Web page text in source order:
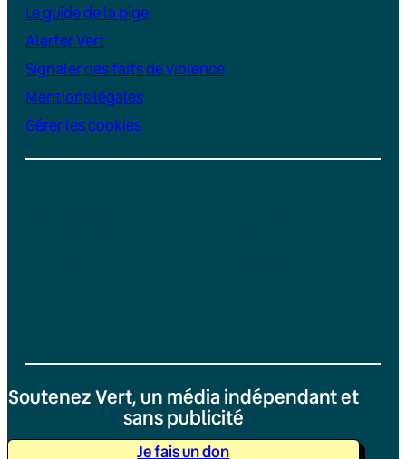
Le guide de la pige
Alerter Vert
Signaler des faits de violence
Mentions légales
Gérer les cookies
Soutenez Vert, un média indépendant et
sans publicité
Je fais un don